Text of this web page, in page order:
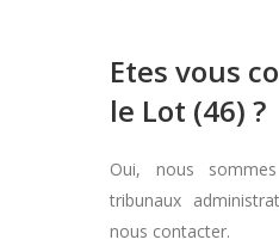
Etes vous
le Lot (46) ?
Oui, nous
tribunaux
nous contacter.